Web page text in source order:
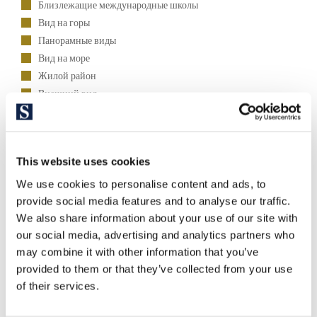
This website uses cookies
We use cookies to personalise content and ads, to
provide social media features and to analyse our traffic.
We also share information about your use of our site with
our social media, advertising and analytics partners who
may combine it with other information that you’ve
provided to them or that they’ve collected from your use
of their services.
Близлежащие международные школы
Вид на горы
Панорамные виды
Вид на море
Жилой район
Внешний вид
Митрополит
Пляж